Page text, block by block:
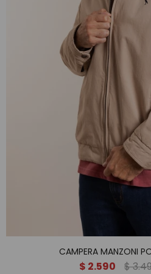
CAMPERA MANZONI
$ 2.590 $